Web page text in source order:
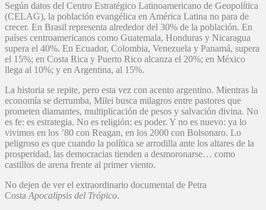
Según datos del Centro Estratégico Latinoamericano de Geopolítica
(CELAG), la población evangélica en América Latina no para de
crecer. En Brasil representa alrededor del 30% de la población. En
países centroamericanos como Guatemala, Honduras y Nicaragua
supera el 40%. En Ecuador, Colombia, Venezuela y Panamá, supera
el 15%; en Costa Rica y Puerto Rico alcanza el 20%; en México
llega al 10%; y en Argentina, al 15%.
La historia se repite, pero esta vez con acento argentino. Mientras la
economía se derrumba, Milei busca milagros entre pastores que
prometen diamantes, multiplicación de pesos y salvación divina. No
es fe: es estrategia. No es religión: es poder. Y no es nuevo: ya lo
vivimos en los ’80 con Reagan, en los 2000 con Bolsonaro. Lo
peligroso es que cuando la política se arrodilla ante los altares de la
prosperidad, las democracias tienden a desmoronarse… como
castillos de arena frente al primer viento.
No dejen de ver el extraordinario documental de Petra
Costa Apocalipsis del Trópico.